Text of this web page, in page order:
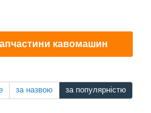
кавомашин
за назвою за популярністю